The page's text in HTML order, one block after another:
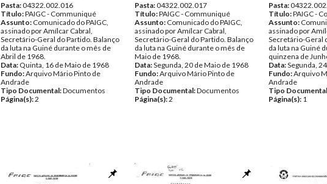
Pasta:04322.002.016
Título:PAIGC - Communiqué
Assunto: Comunicado do PAIGC,
assinado por Amílcar Cabral,
Secretário-Geral do Partido. Balanço
da luta na Guiné durante o mês de
Abril de 1968.
Data: Quinta, 16 de Maio de 1968
Fundo:Arquivo Mário Pinto de
Andrade
Tipo Documental:Documentos
Página(s):2
Pasta:04322.002.017
Título:PAIGC - Communiqué
Assunto: Comunicado do PAIGC,
assinado por Amílcar Cabral,
Secretário-Geral do Partido. Balanço
da luta na Guiné durante o mês de
Maio de 1968.
Data:Segunda, 20 de Maio de 1968
Fundo:Arquivo Mário Pinto de
Andrade
Tipo Documental:Documentos
Página(s):2
Pasta:
Título:PAIGC -
Assunto:
assinado por
Secretário-Geral
da luta na Guiné
quinzena de
Data:Segunda,
Fundo:Arquivo
Andrade
Tipo
Página(s): 1